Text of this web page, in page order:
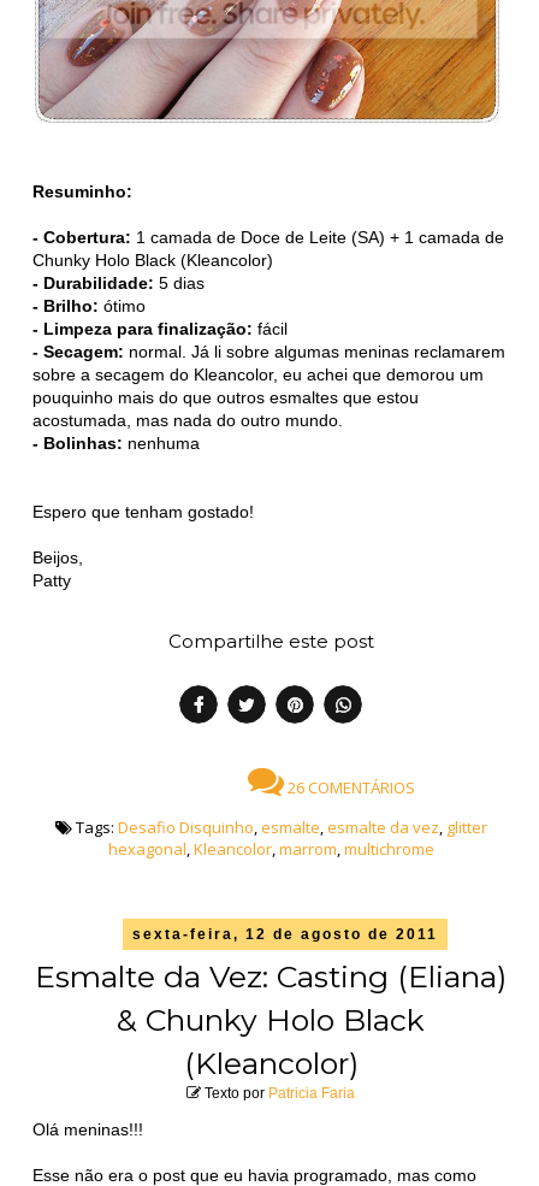
Resuminho:
- Cobertura: 1 camada de Doce de Leite (SA) + 1 camada de
Chunky Holo Black (Kleancolor)
- Durabilidade: 5 dias
- Brilho: ótimo
- Limpeza para finalização: fácil
- Secagem: normal. Já li sobre algumas meninas reclamarem
sobre a secagem do Kleancolor, eu achei que demorou um
pouquinho mais do que outros esmaltes que estou
acostumada, mas nada do outro mundo.
- Bolinhas: nenhuma
Espero que tenham gostado!
Beijos,
Patty
Compartilhe este post
26 COMENTÁRIOS
Tags: Desafio Disquinho esmalte esmalte da vez glitter
hexagonal Kleancolor, marrom multichrome
sexta-feira, 12 de agosto de 2011
Esmalte da Vez: Casting (Eliana)
& Chunky Holo Black
(Kleancolor)
Texto por Patricia Faria
Olá meninas!!!
Esse não era o post que eu havia programado, mas como